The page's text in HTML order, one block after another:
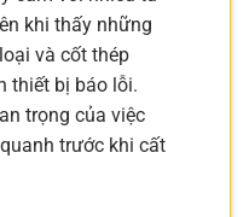
khi thấy những
và cốt thép
thiết bị báo lỗi.
trọng của việc
trước khi cất